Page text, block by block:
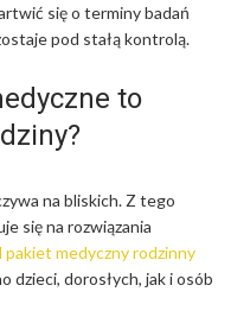
się o terminy badań
pod stałą kontrolą.
to
na bliskich. Z tego
się na rozwiązania
pakiet medyczny rodzinny
dzieci, dorosłych, jak i osób